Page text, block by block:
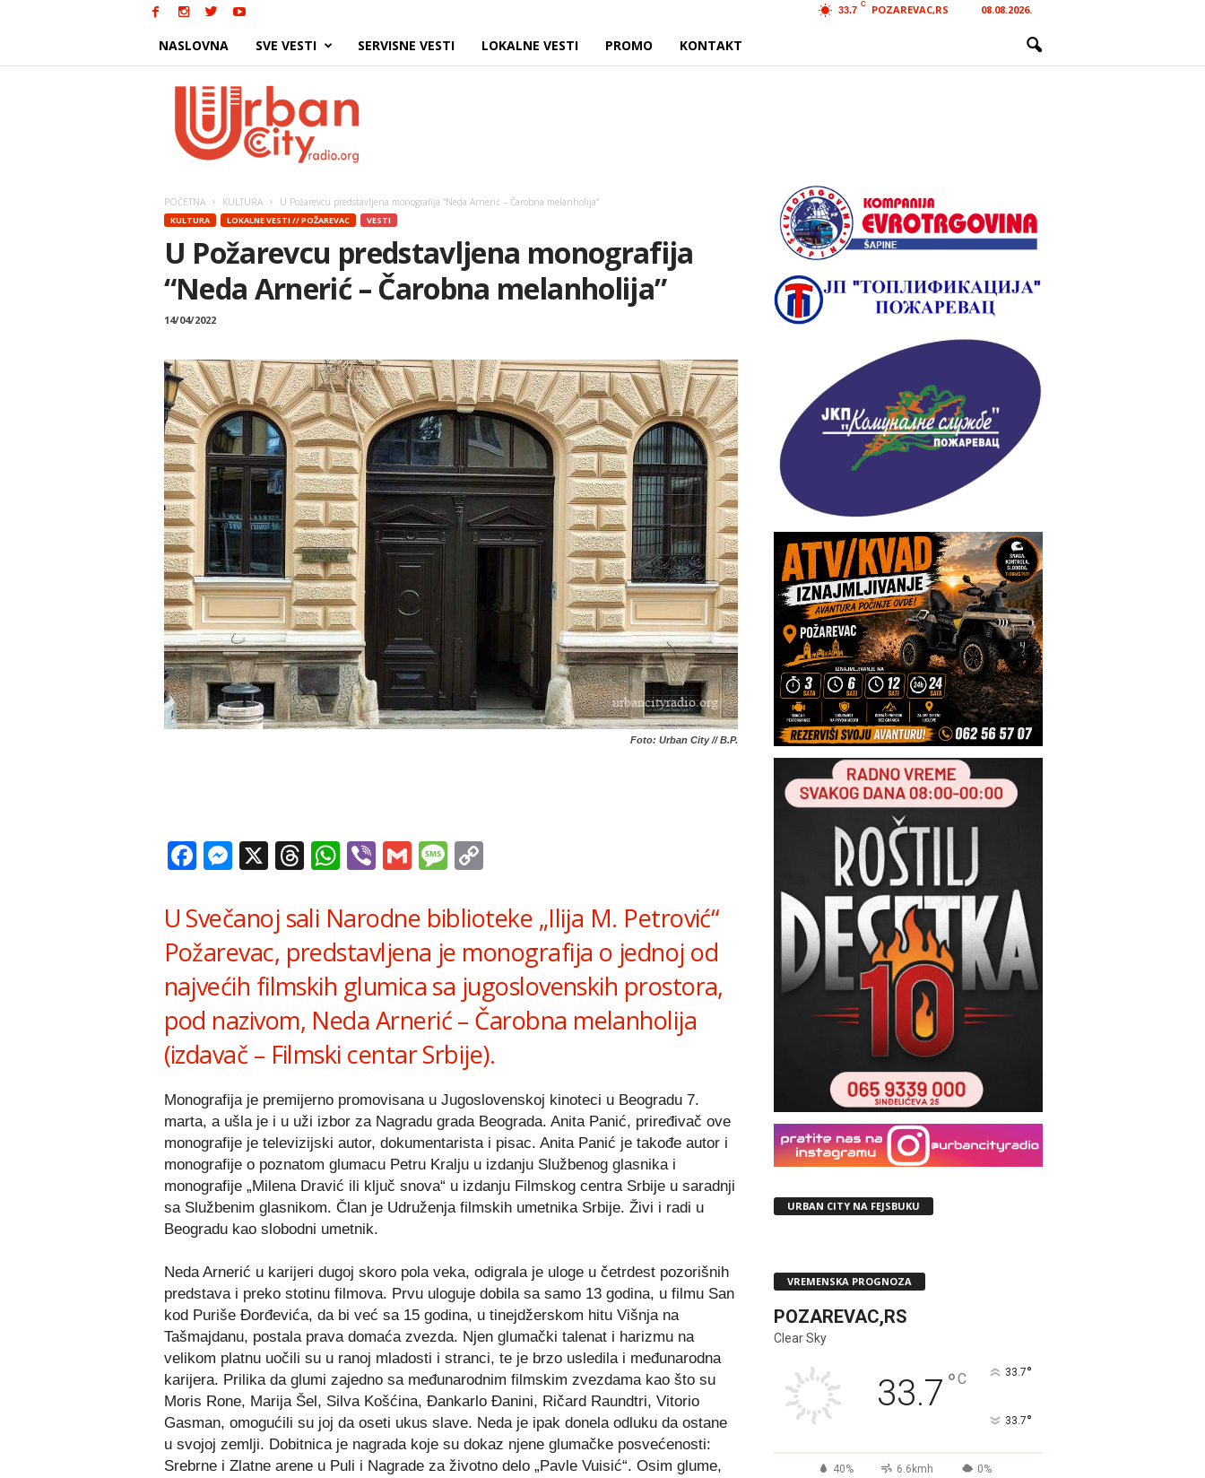
33.7
C POZAREVAC,RS 08.08.2026.
NASLOVNA SVE VESTI SERVISNE VESTI LOKALNE VESTI PROMO KONTAKT
POČETNA KULTURA U Požarevcu predstavljena monografija “Neda Arnerić – Čarobna melanholija”
KULTURA LOKALNE VESTI // POŽAREVAC VESTI
U Požarevcu predstavljena monografija
“Neda Arnerić – Čarobna melanholija”
14/04/2022
Foto: Urban City // B.P.
Facebook
Messenger
X Threads
WhatsApp
ViberGmailMessage
U Svečanoj sali Narodne biblioteke „Ilija M. Petrović“
Požarevac, predstavljena je monografija o jednoj od
najvećih filmskih glumica sa jugoslovenskih prostora,
pod nazivom, Neda Arnerić – Čarobna melanholija
(izdavač – Filmski centar Srbije).
Monografija je premijerno promovisana u Jugoslovenskoj kinoteci u Beogradu 7.
marta, a ušla je i u uži izbor za Nagradu grada Beograda. Anita Panić, priređivač ove
monografije je televizijski autor, dokumentarista i pisac. Anita Panić je takođe autor i
monografije o poznatom glumacu Petru Kralju u izdanju Službenog glasnika i
monografije „Milena Dravić ili ključ snova“ u izdanju Filmskog centra Srbije u saradnji
sa Službenim glasnikom. Član je Udruženja filmskih umetnika Srbije. Živi i radi u
Beogradu kao slobodni umetnik.
Neda Arnerić u karijeri dugoj skoro pola veka, odigrala je uloge u četrdest pozorišnih
predstava i preko stotinu filmova. Prvu uloguje dobila sa samo 13 godina, u filmu San
kod Puriše Đorđevića, da bi već sa 15 godina, u tinejdžerskom hitu Višnja na
Tašmajdanu, postala prava domaća zvezda. Njen glumački talenat i harizmu na
velikom platnu uočili su u ranoj mladosti i stranci, te je brzo usledila i međunarodna
karijera. Prilika da glumi zajedno sa međunarodnim filmskim zvezdama kao što su
Moris Rone, Marija Šel, Silva Košćina, Đankarlo Đanini, Ričard Raundtri, Vitorio
Gasman, omogućili su joj da oseti ukus slave. Neda je ipak donela odluku da ostane
u svojoj zemlji. Dobitnica je nagrada koje su dokaz njene glumačke posvećenosti:
Srebrne i Zlatne arene u Puli i Nagrade za životno delo „Pavle Vuisić“. Osim glume,
URBAN CITY NA FEJSBUKU
VREMENSKA PROGNOZA
POZAREVAC,RS
Clear Sky
33.7 °C 33.7°
33.7°
40% 6.6kmh 0%